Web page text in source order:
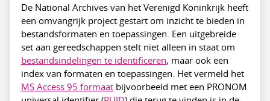
De National Archives van het Verenigd Koninkrijk heeft
een omvangrijk project gestart om inzicht te bieden in
bestandsformaten en toepassingen. Een uitgebreide
set aan gereedschappen stelt niet alleen in staat om
bestandsindelingen te identificeren, maar ook een
index van formaten en toepassingen. Het vermeld het
MS Access 95 formaatbijvoorbeeld met een PRONOM